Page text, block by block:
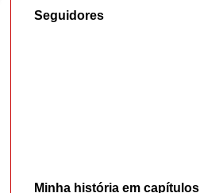
Seguidores
Minha história em capítulos